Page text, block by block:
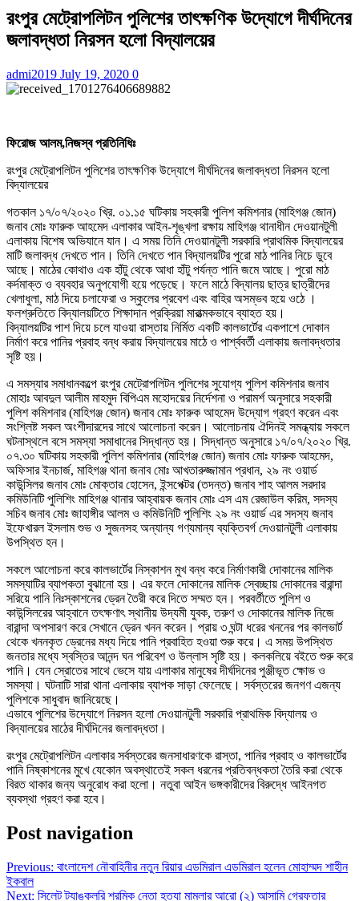
রংপুর মেট্রোপলিটন পুলিশের তাৎক্ষণিক উদ্যোগে দীর্ঘদিনের
জলাবদ্ধতা নিরসন হলো বিদ্যালয়ের
admi2019 July 19, 2020 0
ফিরোজ আলম,নিজস্ব প্রতিনিধিঃ
রংপুর মেট্রোপলিটন পুলিশের তাৎক্ষণিক উদ্যোগে দীর্ঘদিনের জলাবদ্ধতা নিরসন হলো
বিদ্যালয়ের
গতকাল ১৭/০৭/২০২০ খ্রি. ০১.১৫ ঘটিকায় সহকারী পুলিশ কমিশনার (মাহিগঞ্জ জোন)
জনাব মোঃ ফারুক আহমেদ এলাকার আইন-শৃঙ্খলা রক্ষায় মাহিগঞ্জ থানাধীন দেওয়ানটুলী
এলাকায় বিশেষ অভিযানে যান। এ সময় তিনি দেওয়ানটুলী সরকারি প্রাথমিক বিদ্যালয়ের
মাটি জলাবদ্ধ দেখতে পান। তিনি দেখতে পান বিদ্যালয়টির পুরো মাঠ পানির নিচে ডুবে
আছে। মাঠের কোথাও এক হাঁটু থেকে আধা হাঁটু পর্যন্ত পানি জমে আছে। পুরো মাঠ
কর্দমাক্ত ও ব্যবহার অনুপযোগী হয়ে পড়েছে। ফলে মাঠে বিদ্যালয় ছাত্র ছাত্রীদের
খেলাধুলা, মাঠ দিয়ে চলাফেরা ও স্কুলের প্রবেশ এবং বাহির অসম্ভব হয়ে ওঠে ।
ফলশ্রুতিতে বিদ্যালয়টিতে শিক্ষাদান প্রক্রিয়া মারাত্মকভাবে ব্যাহত হয়।
বিদ্যালয়টির পাশ দিয়ে চলে যাওয়া রাস্তায় নির্মিত একটি কালভার্টের একপাশে দোকান
নির্মাণ করে পানির প্রবাহ বন্ধ করায় বিদ্যালয়ের মাঠে ও পার্শ্ববর্তী এলাকায় জলাবদ্ধতার
সৃষ্টি হয়।
এ সমস্যার সমাধানকল্পে রংপুর মেট্রোপলিটন পুলিশের সুযোগ্য পুলিশ কমিশনার জনাব
মোহাঃ আবদুল আলীম মাহমুদ বিপিএম মহোদয়ের নির্দেশনা ও পরামর্শ অনুসারে সহকারী
পুলিশ কমিশনার (মাহিগঞ্জ জোন) জনাব মোঃ ফারুক আহমেদ উদ্যোগ গ্রহণ করেন এবং
সংশ্লিষ্ট সকল অংশীদারদের সাথে আলোচনা করেন। আলোচনায় ঐদিনই সমন্ধ্যায় সকলে
ঘটনাস্থলে বসে সমস্যা সমাধানের সিদ্ধান্ত হয়। সিদ্ধান্ত অনুসারে ১৭/০৭/২০২০ খ্রি.
০৭.৩০ ঘটিকায় সহকারী পুলিশ কমিশনার (মাহিগঞ্জ জোন) জনাব মোঃ ফারুক আহমেদ,
অফিসার ইনচার্জ, মাহিগঞ্জ থানা জনাব মোঃ আখতারুজ্জামান প্রধান, ২৯ নং ওয়ার্ড
কাউন্সিলর জনাব মোঃ মোক্তার হোসেন, ইন্সপেক্টর (তদন্ত) জনাব শাহ আলম সরদার
কমিউনিটি পুলিশিং মাহিগঞ্জ থানার আহ্বায়ক জনাব মোঃ এস এম রেজাউল করিম, সদস্য
সচিব জনাব মোঃ জাহাঙ্গীর আলম ও কমিউনিটি পুলিশিং ২৯ নং ওয়ার্ড এর সদস্য জনাব
ইফেখারল ইসলাম শুভ ও সুজনসহ অন্যান্য গণ্যমান্য ব্যক্তিবর্গ দেওয়ানটুলী এলাকায়
উপস্থিত হন।
সকলে আলোচনা করে কালভার্টের নিস্কাশন মুখ বন্ধ করে নির্মাণকারী দোকানের মালিক
সমস্যাটির ব্যাপকতা বুঝানো হয়। এর ফলে দোকানের মালিক স্বেচ্ছায় দোকানের বারান্দা
সরিয়ে পানি নিঃস্কাশনের ড্রেন তৈরী করে দিতে সম্মত হন। পরবর্তীতে পুলিশ ও
কাউন্সিলরের আহ্বানে তৎক্ষণাৎ স্থানীয় উদ্যমী যুবক, তরুণ ও দোকানের মালিক নিজে
বারান্দা অপসারণ করে সেখানে ড্রেন খনন করেন। প্রায় ৩ ঘন্টা ধরের খননের পর কালভার্ট
থেকে খননকৃত ড্রেনের মধ্য দিয়ে পানি প্রবাহিত হওয়া শুরু করে। এ সময় উপস্থিত
জনতার মধ্যে স্বস্তির আনন্দ ঘন পরিবেশ ও উল্লাস সৃষ্টি হয়। কলকলিয়ে বইতে শুরু করে
পানি। যেন স্রোতের সাথে ভেসে যায় এলাকার মানুষের দীর্ঘদিনের পুঞ্জীভূত ক্ষোভ ও
সমস্যা। ঘটনাটি সারা থানা এলাকায় ব্যাপক সাড়া ফেলেছে। সর্বস্তরের জনগণ এজন্য
পুলিশকে সাধুবাদ জানিয়েছে।
এভাবে পুলিশের উদ্যোগে নিরসন হলো দেওয়ানটুলী সরকারি প্রাথমিক বিদ্যালয় ও
বিদ্যালয়ের মাঠের দীর্ঘদিনের জলাবদ্ধতা।
রংপুর মেট্রোপলিটন এলাকার সর্বস্তরের জনসাধারণকে রাস্তা, পানির প্রবাহ ও কালভার্টের
পানি নিষ্কাশনের মুখে যেকোন অবস্থাতেই সকল ধরনের প্রতিবন্ধকতা তৈরি করা থেকে
বিরত থাকার জন্য অনুরোধ করা হলো। নতুবা আইন ভঙ্গকারীদের বিরুদ্ধে আইনগত
ব্যবস্থা গ্রহণ করা হবে।
Post navigation
Previous: বাংলাদেশ নৌবাহিনীর নতুন রিয়ার এডমিরাল এডমিরাল হলেন মোহাম্মদ শাহীন
ইকবাল
Next: সিলেট ট্যাঙ্কলরি শ্রমিক নেতা হত্যা মামলার আরো (২) আসামি গ্রেফতার